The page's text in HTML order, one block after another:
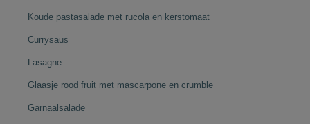
Koude pastasalade met rucola en kerstomaat
Currysaus
Lasagne
Glaasje rood fruit met mascarpone en crumble
Garnaalsalade